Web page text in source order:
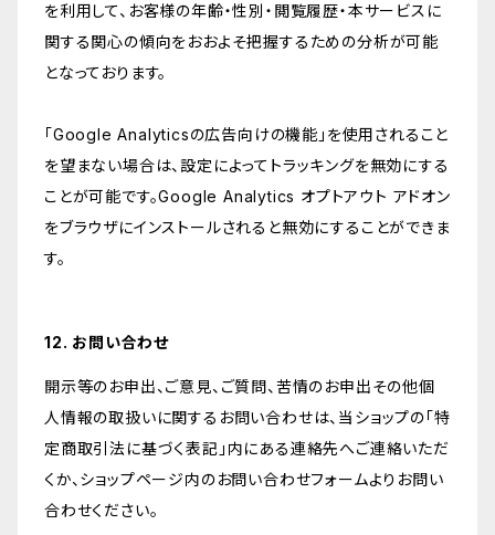
を利用して、お客様の年齢・性別・閲覧履歴・本サービスに
関する関心の傾向をおおよそ把握するための分析が可能
となっております。
「Google Analyticsの広告向けの機能」を使用されること
を望まない場合は、設定によってトラッキングを無効にする
ことが可能です。Google Analytics オプトアウト アドオン
をブラウザにインストールされると無効にすることができま
す。
12. お問い合わせ
開示等のお申出、ご意見、ご質問、苦情のお申出その他個
人情報の取扱いに関するお問い合わせは、当ショップの「特
定商取引法に基づく表記」内にある連絡先へご連絡いただ
くか、ショップページ内のお問い合わせフォームよりお問い
合わせください。